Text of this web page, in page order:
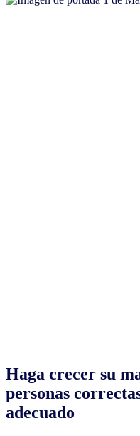
Haga crecer su
personas
adecuado